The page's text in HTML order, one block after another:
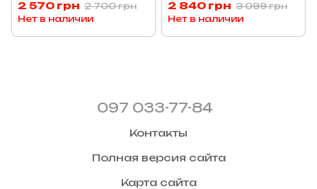
2 570 грн 2 700 грн
Нет в наличии
2 840 грн 3 099 грн
Нет в наличии
097 033-77-84
Контакты
Полная версия сайта
Карта сайта